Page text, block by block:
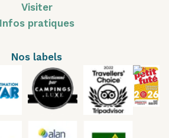
Visiter
Infos pratiques
Nos labels